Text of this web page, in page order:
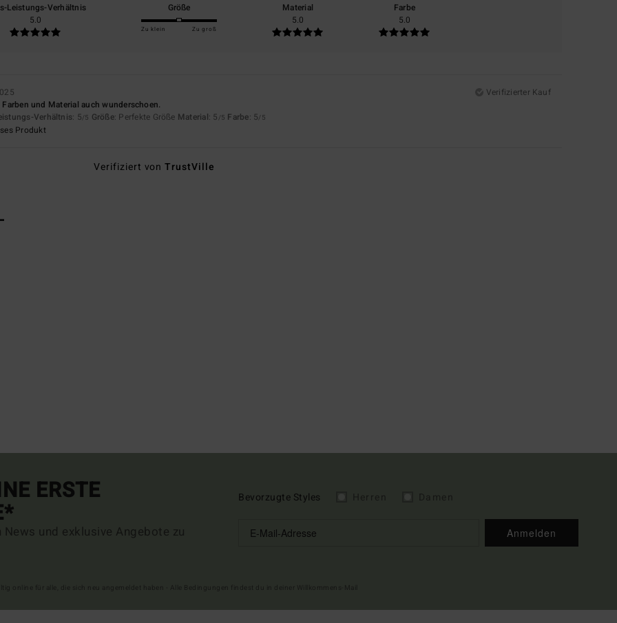
Leistungs-Verhältnis
5.0
Größe
Zu klein Zu groß
Material
5.0
Farbe
5.0
Verifizierter Kauf
und Material auch wunderschoen.
Verhältnis: 5/5 Größe: Perfekte Größe Material: 5 /5 Farbe: 5/5
Produkt
Verifiziert vonTrustVille
ERSTE
und exklusive Angebote zu
Bevorzugte Styles
Anmelden